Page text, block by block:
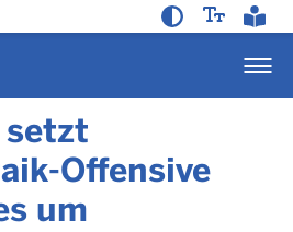
setzt
Offensive
um